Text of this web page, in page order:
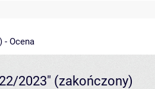
- Ocena
2023" (zakończony)